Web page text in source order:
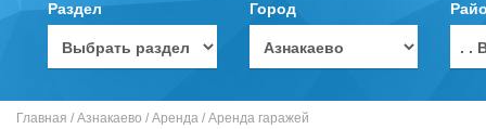
Раздел Город
. .
Главная / Азнакаево / Аренда / Аренда гаражей